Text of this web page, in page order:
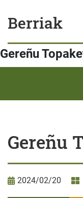
Berriak
Gereñu
Gereñu
2024/02/20